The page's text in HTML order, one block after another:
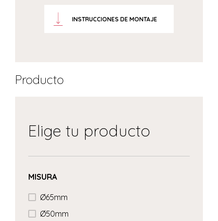
INSTRUCCIONES DE MONTAJE
Producto
Elige tu producto
MISURA
Ø65mm
Ø50mm